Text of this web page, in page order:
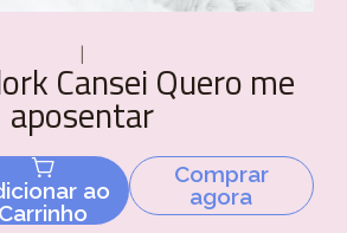
Cansei Quero me
aposentar
ao
Carrinho
Comprar
agora